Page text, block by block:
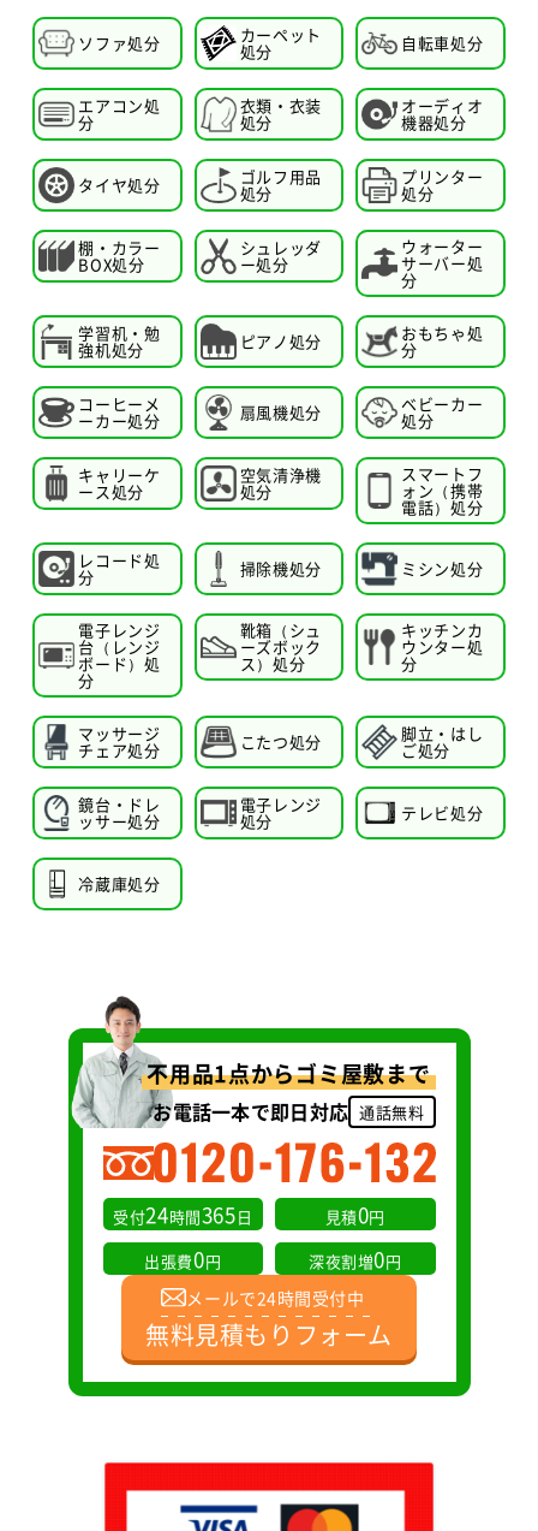
ソファ処分 カーペット
処分 自転車処分
エアコン処
分
衣類・衣装
処分
オーディオ
機器処分
タイヤ処分 ゴルフ用品
処分
プリンター
処分
棚・カラー
BOX処分
シュレッダ
ー処分
ウォーター
サーバー処
分
学習机・勉
強机処分 ピアノ処分 おもちゃ処
分
コーヒーメ
ーカー処分 扇風機処分 ベビーカー
処分
キャリーケ
ース処分
空気清浄機
処分
スマートフ
ォン（携帯
電話）処分
レコード処
分 掃除機処分 ミシン処分
電子レンジ
台（レンジ
ボード）処
分
靴箱（シュ
ーズボック
ス）処分
キッチンカ
ウンター処
分
マッサージ
チェア処分 こたつ処分 脚立・はし
ご処分
鏡台・ドレ
ッサー処分
電子レンジ
処分 テレビ処分
冷蔵庫処分
不用品1点からゴミ屋敷まで
お電話一本で即日対応 通話無料
受付24時間365日 見積0円
出張費0円 深夜割増0円
メールで24時間受付中
無料見積もりフォーム